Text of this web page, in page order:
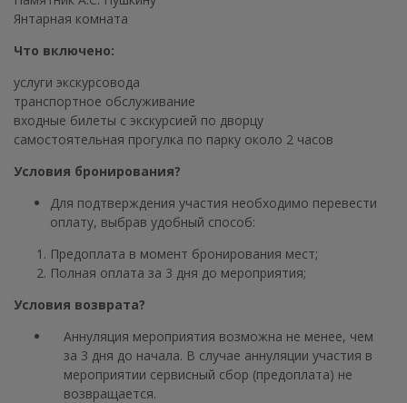
Янтарная комната
Что включено:
услуги экскурсовода
транспортное обслуживание
входные билеты с экскурсией по дворцу
самостоятельная прогулка по парку около 2 часов
Условия бронирования?
Для подтверждения участия необходимо перевести
оплату, выбрав удобный способ:
Предоплата в момент бронирования мест;
Полная оплата за 3 дня до мероприятия;
Условия возврата?
Аннуляция мероприятия возможна не менее, чем
за 3 дня до начала. В случае аннуляции участия в
мероприятии сервисный сбор (предоплата) не
возвращается.